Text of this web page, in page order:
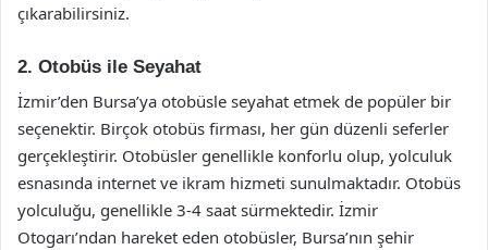
çıkarabilirsiniz.
2. Otobüs ile Seyahat
İzmir’den Bursa’ya otobüsle seyahat etmek de popüler bir
seçenektir. Birçok otobüs firması, her gün düzenli seferler
gerçekleştirir. Otobüsler genellikle konforlu olup, yolculuk
esnasında internet ve ikram hizmeti sunulmaktadır. Otobüs
yolculuğu, genellikle 3-4 saat sürmektedir. İzmir
Otogarı’ndan hareket eden otobüsler, Bursa’nın şehir